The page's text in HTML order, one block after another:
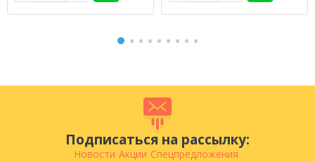
Подписаться на рассылку:
Новости Акции Спецпредложения